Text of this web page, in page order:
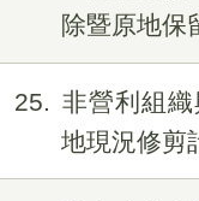
除暨原地保
25
非營利組
地現況修剪